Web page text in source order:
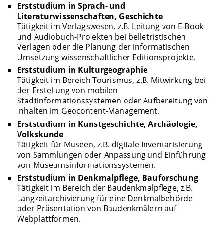
Erststudium in Sprach- und
Literaturwissenschaften, Geschichte
Tätigkeit im Verlagswesen, z.B. Leitung von E-Book-
und Audiobuch-Projekten bei belletristischen
Verlagen oder die Planung der informatischen
Umsetzung wissenschaftlicher Editionsprojekte.
Erststudium in Kulturgeographie
Tätigkeit im Bereich Tourismus, z.B. Mitwirkung bei
der Erstellung von mobilen
Stadtinformationssystemen oder Aufbereitung von
Inhalten im Geocontent-Management.
Erststudium in Kunstgeschichte, Archäologie,
Volkskunde
Tätigkeit für Museen, z.B. digitale Inventarisierung
von Sammlungen oder Anpassung und Einführung
von Museumsinformationssystemen.
Erststudium in Denkmalpflege, Bauforschung
Tätigkeit im Bereich der Baudenkmalpflege, z.B.
Langzeitarchivierung für eine Denkmalbehörde
oder Präsentation von Baudenkmälern auf
Webplattformen.